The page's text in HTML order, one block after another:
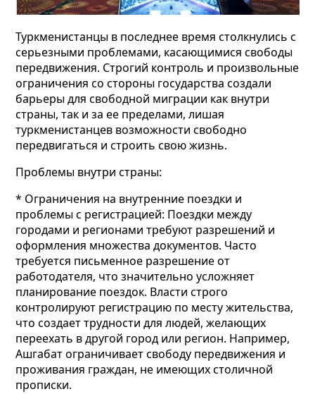
Туркменистанцы в последнее время столкнулись с
серьезными проблемами, касающимися свободы
передвижения. Строгий контроль и произвольные
ограничения со стороны государства создали
барьеры для свободной миграции как внутри
страны, так и за ее пределами, лишая
туркменистанцев возможности свободно
передвигаться и строить свою жизнь.
Проблемы внутри страны:
* Ограничения на внутренние поездки и
проблемы с регистрацией: Поездки между
городами и регионами требуют разрешений и
оформления множества документов. Часто
требуется письменное разрешение от
работодателя, что значительно усложняет
планирование поездок. Власти строго
контролируют регистрацию по месту жительства,
что создает трудности для людей, желающих
переехать в другой город или регион. Например,
Ашгабат ограничивает свободу передвижения и
проживания граждан, не имеющих столичной
прописки.